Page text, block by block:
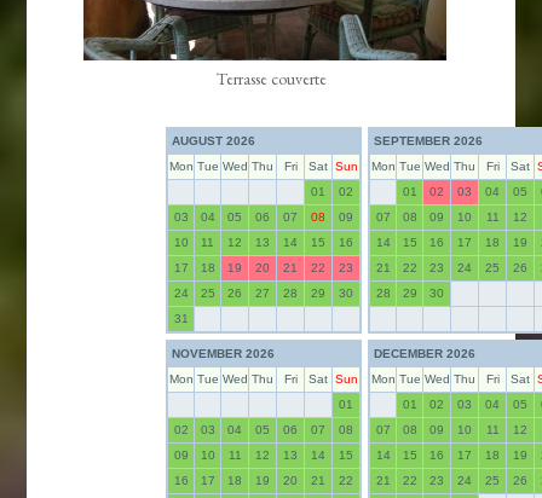
Terrasse couverte
AUGUST 2026
Mon Tue Wed Thu Fri Sat Sun
01
02
03
04 05 06 07 08
09
10
11 12 13 14 15
16
17
18 19 20 21 22
23
24
25 26 27 28 29
30
31
SEPTEMBER 2026
Mon Tue Wed Thu Fri Sat
01
02 03 04 05
07
08 09 10 11 12
14
15 16 17 18 19
21
22 23 24 25 26
28
29 30
NOVEMBER 2026
Mon Tue Wed Thu Fri Sat Sun
01
02
03 04 05 06 07
08
09
10 11 12 13 14
15
16
17 18 19 20 21
22
DECEMBER 2026
Mon Tue Wed Thu Fri Sat
01
02 03 04 05
07
08 09 10 11 12
14
15 16 17 18 19
21
22 23 24 25 26